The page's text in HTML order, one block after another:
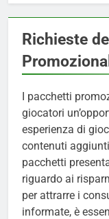
Richieste
I pacchetti
giocatori
esperienza di
contenuti
pacchetti
riguardo ai
per attrarre i
informate, è